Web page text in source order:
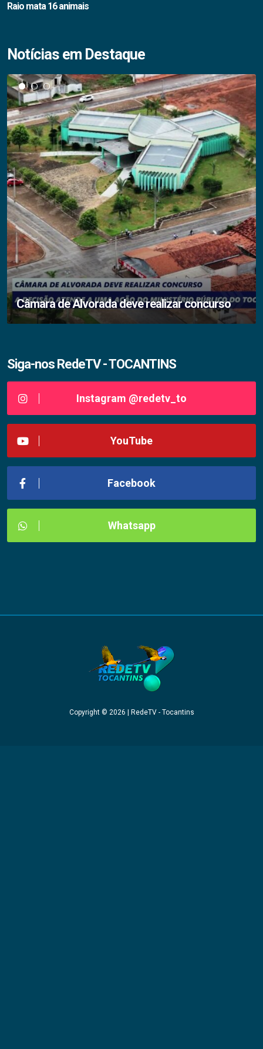
Raio mata 16 animais
Notícias em Destaque
Câmara de Alvorada deve realizar concurso
Siga-nos RedeTV - TOCANTINS
Instagram @redetv_to
YouTube
Facebook
Whatsapp
Copyright © 2026 | RedeTV - Tocantins